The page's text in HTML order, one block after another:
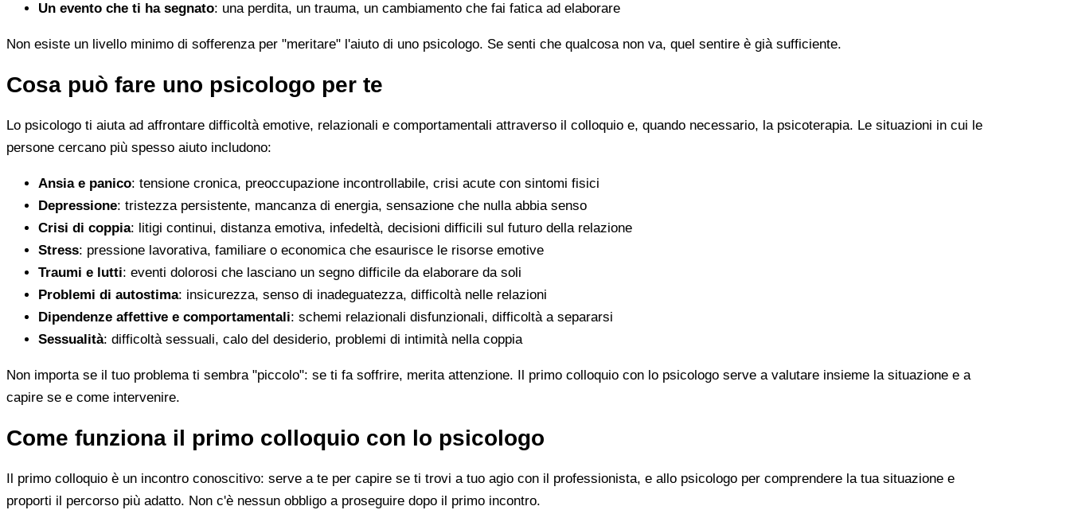
Un evento che ti ha segnato: una perdita, un trauma, un cambiamento che fai fatica ad elaborare
Non esiste un livello minimo di sofferenza per "meritare" l'aiuto di uno psicologo. Se senti che qualcosa non va, quel sentire è già sufficiente.
Cosa può fare uno psicologo per te
Lo psicologo ti aiuta ad affrontare difficoltà emotive, relazionali e comportamentali attraverso il colloquio e, quando necessario, la psicoterapia. Le situazioni in cui le
persone cercano più spesso aiuto includono:
Ansia e panico: tensione cronica, preoccupazione incontrollabile, crisi acute con sintomi fisici
Depressione: tristezza persistente, mancanza di energia, sensazione che nulla abbia senso
Crisi di coppia: litigi continui, distanza emotiva, infedeltà, decisioni difficili sul futuro della relazione
Stress: pressione lavorativa, familiare o economica che esaurisce le risorse emotive
Traumi e lutti: eventi dolorosi che lasciano un segno difficile da elaborare da soli
Problemi di autostima: insicurezza, senso di inadeguatezza, difficoltà nelle relazioni
Dipendenze affettive e comportamentali: schemi relazionali disfunzionali, difficoltà a separarsi
Sessualità: difficoltà sessuali, calo del desiderio, problemi di intimità nella coppia
Non importa se il tuo problema ti sembra "piccolo": se ti fa soffrire, merita attenzione. Il primo colloquio con lo psicologo serve a valutare insieme la situazione e a
capire se e come intervenire.
Come funziona il primo colloquio con lo psicologo
Il primo colloquio è un incontro conoscitivo: serve a te per capire se ti trovi a tuo agio con il professionista, e allo psicologo per comprendere la tua situazione e
proporti il percorso più adatto. Non c'è nessun obbligo a proseguire dopo il primo incontro.